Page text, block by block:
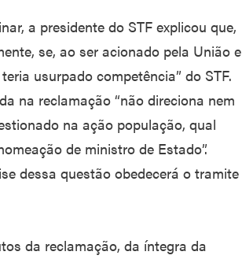
a presidente do STF explicou que,
se, ao ser acionado pela União e
usurpado competência” do STF.
na reclamação “não direciona nem
na ação população, qual
de ministro de Estado”.
dessa questão obedecerá o tramite
da reclamação, da íntegra da